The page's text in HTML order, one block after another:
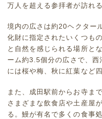
万人を超える参拝者が訪れる
境内の広さは約20ヘクター
化財に指定されたいくつも
と自然を感じられる場所と
ーム約3.5個分の広さで、
には桜や梅、秋に紅葉など
また、成田駅前からお寺ま
さまざまな飲食店や土産屋
る。鰻が有名で多くの食事